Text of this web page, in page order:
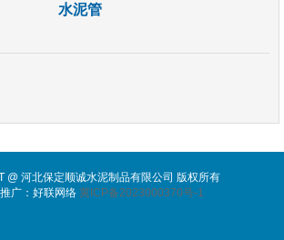
水泥管
@ 河北保定顺诚水泥制品有限公司 版权所有
广：好联网络 冀ICP备2023000370号-1